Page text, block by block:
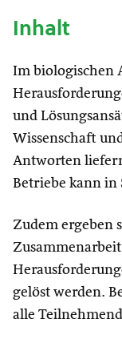
Inhalt
Im biologischen
und
Wissenschaft
Antworten
Betriebe kann in
Zudem ergeben
gelöst werden.
alle